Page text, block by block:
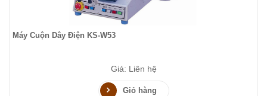
Máy Cuộn Dây Điện KS-W53
Giá: Liên hệ
Giỏ hàng